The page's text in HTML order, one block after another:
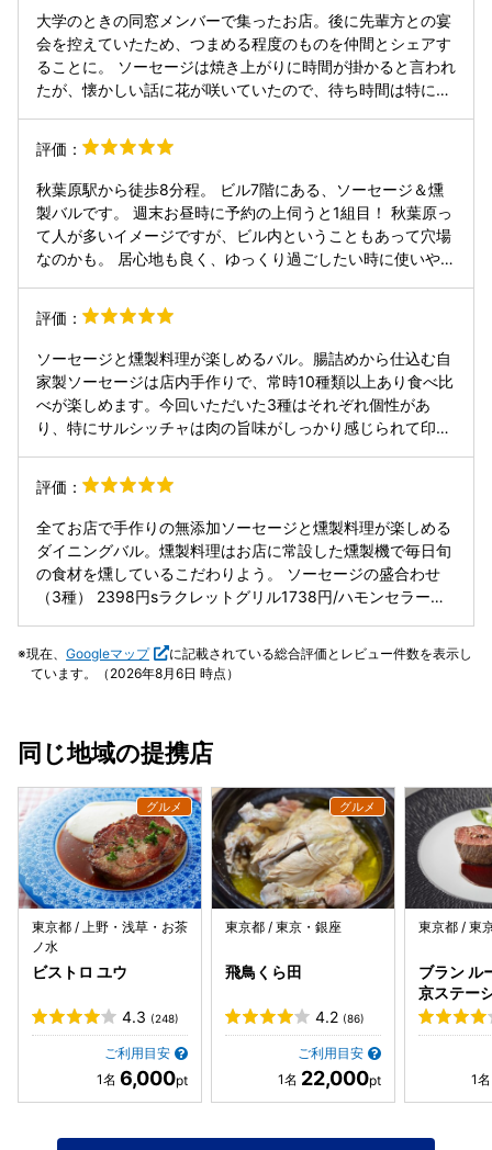
おすすめ。 秋葉原でゆっくりお酒と食事を楽しみたい時に、
また伺いたいお店です。
大学のときの同窓メンバーで集ったお店。後に先輩方との宴
会を控えていたため、つまめる程度のものを仲間とシェアす
ることに。 ソーセージは焼き上がりに時間が掛かると言われ
たが、懐かしい話に花が咲いていたので、待ち時間は特に気
風ベースのものが美味しかった！ 飲み放題じゃないのに、メ
ンバーの飲むペースが早かったので、割り勘にしたらソフト
ドリンク組の私には割高感が…ううっ。 こういった店は大勢
ではなく連れと2人でデート利用したいとつくづく感じた夜
だった。
評価：
秋葉原駅から徒歩8分程。 ビル7階にある、ソーセージ＆燻
製バルです。 週末お昼時に予約の上伺うと1組目！ 秋葉原っ
て人が多いイメージですが、ビル内ということもあって穴場
なのかも。 居心地も良く、ゆっくり過ごしたい時に使いやす
レツ（803円） ■自家製ソーセージプレートランチ（2,000
円） ■本日のパスタランチ（1,500円） ■自家製燻製3種盛
合わせ（1,188円） 蛍烏賊／鯖／鴨 ■香るエール（803円）
■季節のフルーツを漬け込んだブランデー（803円） -------
---Review---------- ■スパニッシュオムレツ 見つけるとつ
いつい頼みたくなっちゃうオムレツ。 ケチャップがたっぷり
／ライスorバケット付き 個人的にこれがとっても良かった！
伺った日は1番人気の【マンダリニ】と男性1番人気の【サル
シッチャ】 鶏肉と柑橘を使用したマンダリニはナンコツも入
っていてコリコリ食感。ヘルシーに見えますが満足度が高い
です。 対してサルシッチャは豚肩ロースに脂身も入っていて
ガツンとしたパンチ！ ビールで流し込むのがたまりませ
ん、、 これでランチかバケット、サラダがついてランチで楽
しめるの魅力的だなぁ。 ■本日のパスタ／ジェノベーゼ ・
ノな印象です。お味が良い！ ボリュームもしっかりあるの
で、男性でもきっと満腹になれること間違いなし。 2人で行
って、ソーセージとパスタシェアを個人的に推します！ ■自
家製燻製3種盛合わせ 蛍烏賊／鯖／鴨 計10種からお好みを
選べる燻製。 少量で色々楽しめるのが魅力的ですよねぇ。
個人的には鯖が好み！しっかり薫香がしてお酒が進みます。
■香るエール ■季節のフルーツを漬け込んだブランデー 季
節のフルーツが苺、となればオーダー不可避！ ジュースのよ
うに飲みやすいので女性にもおすすめですが、 中に1粒入っ
た苺はしっかりブランデーが染み染みなのでご注意を！ 個人
的にはボンボンいただく感覚で好きでした。笑 都内に複数店
舗あるみたいなので、 また何かの機会に伺いたいなと思いま
す！ ご馳走様でした✨
評価：
ソーセージと燻製料理が楽しめるバル。腸詰めから仕込む自
家製ソーセージは店内手作りで、常時10種類以上あり食べ比
べが楽しめます。今回いただいた3種はそれぞれ個性があ
り、特にサルシッチャは肉の旨味がしっかり感じられて印象
いです。お通しの瞬間燻製は煙の演出があり、最初から印象
に残る内容。ラクレットは野菜との相性も良く、全体的に素
材と仕込みにこだわりを感じる一軒でした。
評価：
全てお店で手作りの無添加ソーセージと燻製料理が楽しめる
ダイニングバル。燻製料理はお店に常設した燻製機で毎日旬
の食材を燻しているこだわりよう。 ソーセージの盛合わせ
（3種） 2398円sラクレットグリル1738円/ハモンセラーノ
世界各国のものがある。日本大葉ヴルスト/ギリシャマンダ
リニ/アメリカチーズヴルストを選択。大葉とマンダリニは
現在、 Googleマップ
に記載されている総合評価とレビュー件数を表示し
ています。（2026年8月6日 時点）
同じ地域の提携店
東京都 / 上野・浅草・お茶
ノ水
ビストロ ユウ
4.3 (248)
ご利用目安
6,000
東京都 / 東京・銀座
飛鳥くら田
4.2 (86)
ご利用目安
22,000
東京都 / 東
ブラン ル
京ステー
内）